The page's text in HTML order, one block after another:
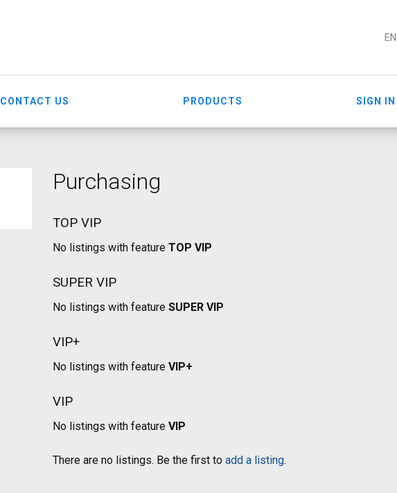
EN
CONTACT US PRODUCTS SIGN IN
Purchasing
TOP VIP
No listings with feature TOP VIP
SUPER VIP
No listings with feature SUPER VIP
VIP+
No listings with feature VIP+
VIP
No listings with feature VIP
There are no listings. Be the first to add a listing.